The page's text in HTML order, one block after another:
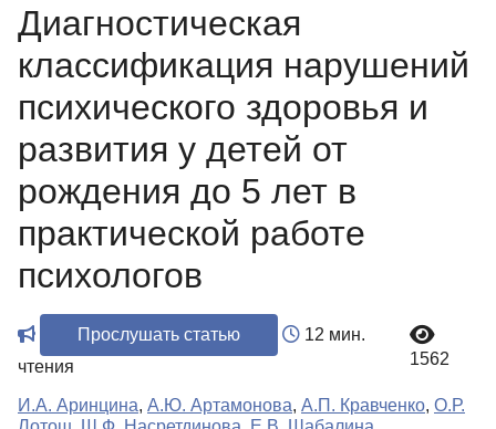
Диагностическая
классификация нарушений
психического здоровья и
развития у детей от
рождения до 5 лет в
практической работе
психологов
Прослушать статью
12 мин.
чтения
1562
И.А. Аринцина, А.Ю. Артамонова, А.П. Кравченко, О.Р.